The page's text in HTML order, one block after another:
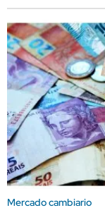
Mercado cambiario